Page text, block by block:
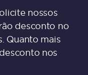
nossos
desconto no
Quanto mais
nos